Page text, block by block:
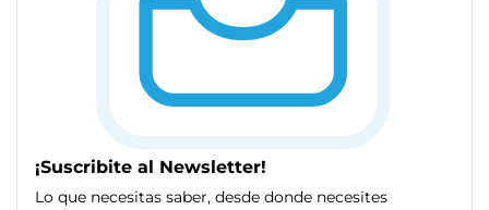
¡Suscribite al Newsletter!
Lo que necesitas saber, desde donde necesites